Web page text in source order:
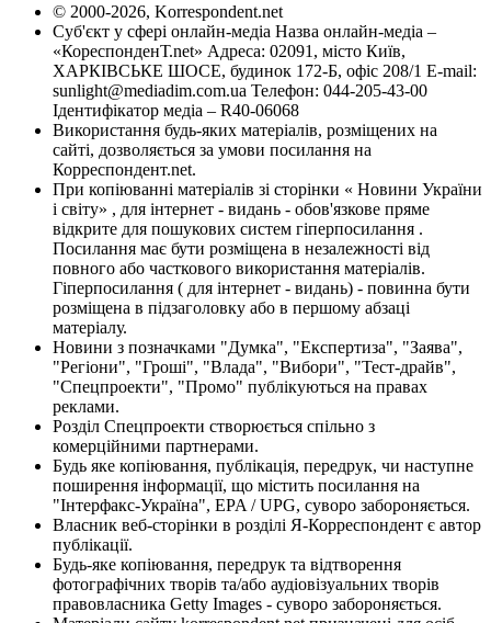
© 2000-2026, Korrespondent.net
Суб'єкт у сфері онлайн-медіа Назва онлайн-медіа –
«КореспонденТ.net» Адреса: 02091, місто Київ,
ХАРКІВСЬКЕ ШОСЕ, будинок 172-Б, офіс 208/1 E-mail:
sunlight@mediadim.com.ua Телефон: 044-205-43-00
Ідентифікатор медіа – R40-06068
Використання будь-яких матеріалів, розміщених на
сайті, дозволяється за умови посилання на
Корреспондент.net.
При копіюванні матеріалів зі сторінки « Новини України
і світу» , для інтернет - видань - обов'язкове пряме
відкрите для пошукових систем гіперпосилання .
Посилання має бути розміщена в незалежності від
повного або часткового використання матеріалів.
Гіперпосилання ( для інтернет - видань) - повинна бути
розміщена в підзаголовку або в першому абзаці
матеріалу.
Новини з позначками "Думка", "Експертиза", "Заява",
"Регіони", "Гроші", "Влада", "Вибори", "Тест-драйв",
"Спецпроекти", "Промо" публікуються на правах
реклами.
Розділ Спецпроекти створюється спільно з
комерційними партнерами.
Будь яке копіювання, публікація, передрук, чи наступне
поширення інформації, що містить посилання на
"Інтерфакс-Україна", EPA / UPG, суворо забороняється.
Власник веб-сторінки в розділі Я-Корреспондент є автор
публікації.
Будь-яке копіювання, передрук та відтворення
фотографічних творів та/або аудіовізуальних творів
правовласника Getty Images - суворо забороняється.